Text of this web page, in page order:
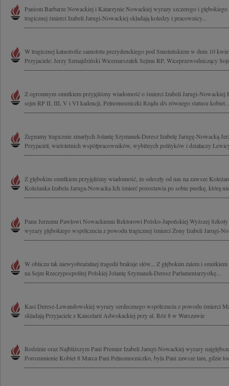
Paniom Barbarze Nowackiej i Katarzynie Nowackiej wyrazy szczerego i
tragicznej śmierci Izabeli Jarugi-Nowackiej składają koledzy i pracownicy...
W tragicznej katastrofie samolotu prezydenckiego pod Smoleńskiem w dniu 10
Przyjaciele: Jerzy Szmajdziński Wicemarszałek Sejmu RP, Wiceprzewodniczący
Z ogromnym smutkiem przyjęliśmy wiadomość o śmierci Izabeli Jarugi-Nowackiej
sejm RP II, III, V i VI kadencji, Pełnomocniczki Rządu d/s równego statusu kobiet...
Żegnamy tragicznie zmarłych Jolantę Szymanek-Deresz Izabelę Jarugę-Nowacką
Przyjaciół, wieloletnich współpracowników, wybitnych polityków i działaczy
Z głębokim smutkiem przyjęliśmy wiadomość, że odeszły od nas na zawsze
Koleżanka Izabela Jaruga-Nowacka Ich śmierć pozostawia po sobie pustkę, którą
Panu Jerzemu Pawłowi Nowackiemu Rektorowi Polsko-Japońskiej Wyższej
wyrazy głębokiego współczucia z powodu tragicznej śmierci Żony Izabeli Jarugi-
W obliczu tak niewyobrażalnej tragedii brakuje słów... Z głębokim żalem i smutkiem
na Sejm Rzeczypospolitej Polskiej Jolantę Szymanek-Deresz Parlamentarzystkę...
Kasi Deresz-Lewandowskiej wyrazy serdecznego współczucia z powodu śmierci
składają Przyjaciele z Kancelarii Adwokackiej przy al. Róż 8 w Warszawie
Rodzinie oraz Najbliższym Pani Premier Izabeli Jarugi-Nowackiej wyrazy
Porozumienie Kobiet 8 Marca Pani Pełnomocniczko, była Pani zawsze tam, gdzie